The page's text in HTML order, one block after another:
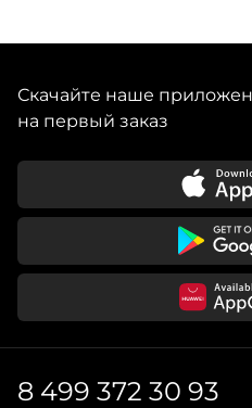
Скачайте наше
на первый заказ
8 499 372 30 93